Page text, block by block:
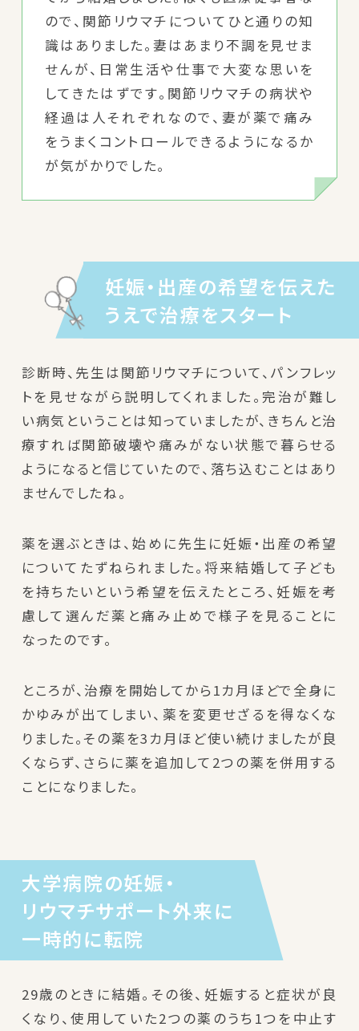
ので、関節リウマチについてひと通りの知
識はありました。妻はあまり不調を見せま
せんが、日常生活や仕事で大変な思いを
してきたはずです。関節リウマチの病状や
経過は人それぞれなので、妻が薬で痛み
をうまくコントロールできるようになるか
が気がかりでした。
妊娠・出産の希望を伝えた
うえで治療をスタート
診断時、先生は関節リウマチについて、パンフレッ
トを見せながら説明してくれました。完治が難し
い病気ということは知っていましたが、きちんと治
療すれば関節破壊や痛みがない状態で暮らせる
ようになると信じていたので、落ち込むことはあり
ませんでしたね。
薬を選ぶときは、始めに先生に妊娠・出産の希望
についてたずねられました。将来結婚して子ども
を持ちたいという希望を伝えたところ、妊娠を考
慮して選んだ薬と痛み止めで様子を見ることに
なったのです。
ところが、治療を開始してから1カ月ほどで全身に
かゆみが出てしまい、薬を変更せざるを得なくな
りました。その薬を3カ月ほど使い続けましたが良
くならず、さらに薬を追加して2つの薬を併用する
ことになりました。
大学病院の妊娠・
リウマチサポート外来に
一時的に転院
29歳のときに結婚。その後、妊娠すると症状が良
くなり、使用していた2つの薬のうち1つを中止す